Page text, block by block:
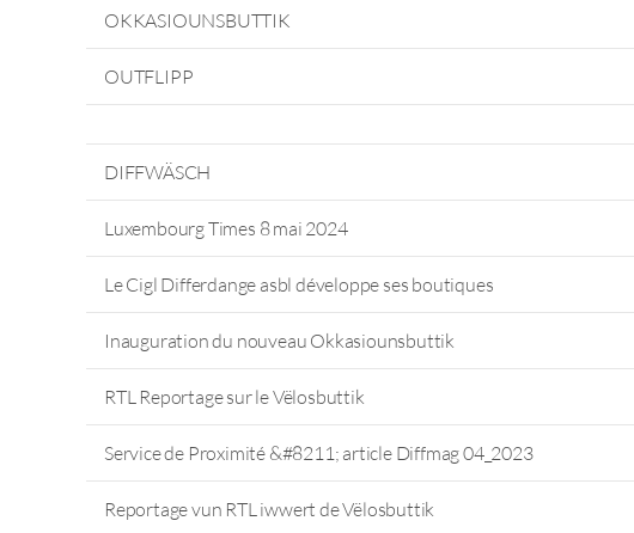
OKKASIOUNSBUTTIK
OUTFLIPP
DIFFWÄSCH
Luxembourg Times 8 mai 2024
Le Cigl Differdange asbl développe ses boutiques
Inauguration du nouveau Okkasiounsbuttik
RTL Reportage sur le Vëlosbuttik
Service de Proximité &#8211; article Diffmag 04_2023
Reportage vun RTL iwwert de Vëlosbuttik